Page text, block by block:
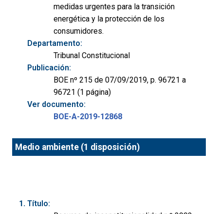
medidas urgentes para la transición
energética y la protección de los
consumidores.
Departamento:
Tribunal Constitucional
Publicación:
BOE nº 215 de 07/09/2019, p. 96721 a
96721 (1 página)
Ver documento:
BOE-A-2019-12868
Medio ambiente (1 disposición)
Título: